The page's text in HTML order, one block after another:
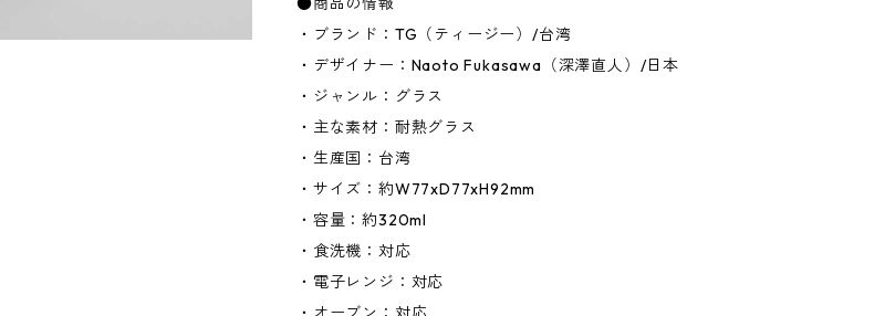
・ブランド：TG（ティージー）/台湾
・デザイナー：Naoto Fukasawa（深澤直人）/日本
・ジャンル：グラス
・主な素材：耐熱グラス
・生産国：台湾
・サイズ：約W77xD77xH92mm
・容量：約320ml
・食洗機：対応
・電子レンジ：対応